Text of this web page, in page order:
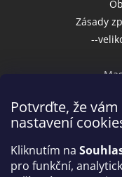
Potvrďte, že
nastavení
Kliknutím na
pro funkční,
Zásady
--